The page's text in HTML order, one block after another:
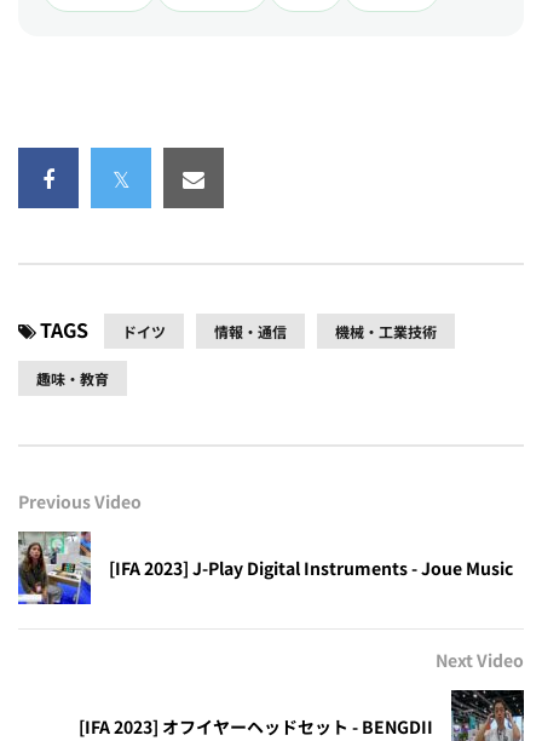
TAGS ドイツ 情報・通信 機械・工業技術
趣味・教育
Previous Video
[IFA 2023] J-Play Digital Instruments - Joue Music
Next Video
[IFA 2023] オフイヤーヘッドセット - BENGDII